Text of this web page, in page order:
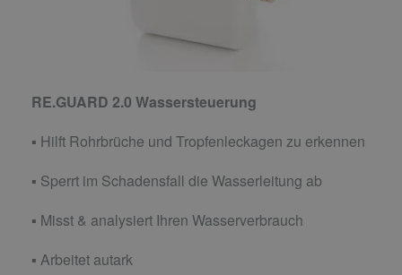
RE.GUARD 2.0 Wassersteuerung
▪ Hilft Rohrbrüche und Tropfenleckagen zu erkennen
▪ Sperrt im Schadensfall die Wasserleitung ab
▪ Misst & analysiert Ihren Wasserverbrauch
▪ Arbeitet autark